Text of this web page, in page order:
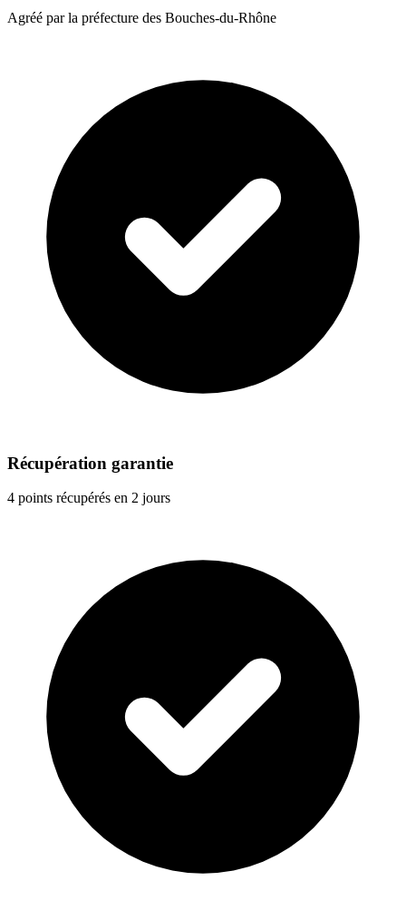
Agréé par la préfecture des Bouches-du-Rhône
Récupération garantie
4 points récupérés en 2 jours